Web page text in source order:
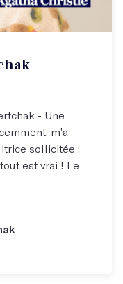
-
- Une
m’a
sollicitée :
est vrai ! Le